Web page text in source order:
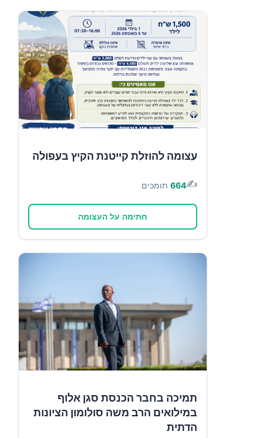
עצומה להוזלת קייטנת הקיץ בעפולה
✍️
664 תומכים
חתימה על העצומה
תמיכה בחבר הכנסת סגן אלוף
במילואים הרב משה סולומון הציונות
הדתית